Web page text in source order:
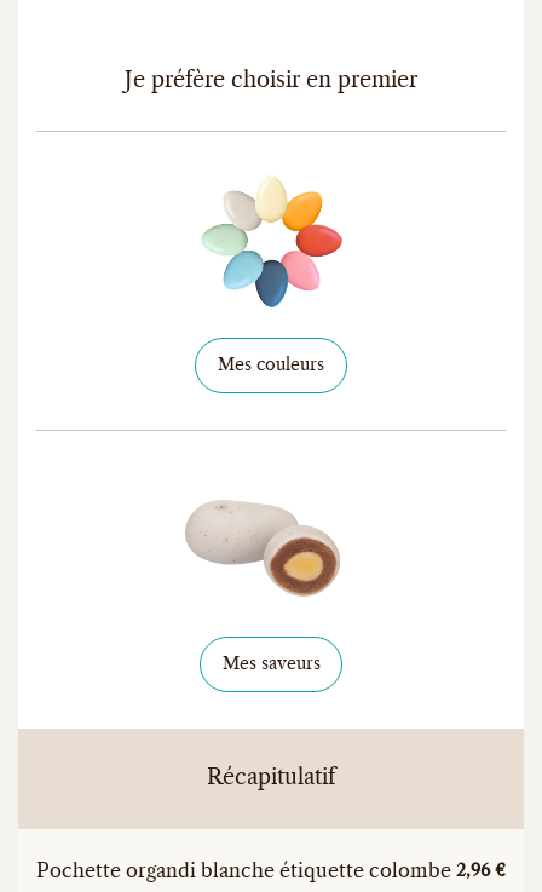
Je préfère choisir en premier
Mes couleurs
Mes saveurs
Récapitulatif
Pochette organdi blanche étiquette colombe Prix
2,96 €